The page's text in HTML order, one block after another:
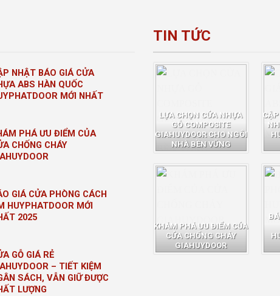
NHẬT BÁO GIÁ CỬA
ABS HÀN QUỐC
MỚI NHẤT
PHÁ ƯU ĐIỂM CỦA
CHỐNG CHÁY
GIÁ CỬA PHÒNG CÁCH
HUYPHATDOOR MỚI
2025
GỖ GIÁ RẺ
– TIẾT KIỆM
SÁCH, VẪN GIỮ ĐƯỢC
LƯỢNG
TIN TỨC
LỰA CHỌN CỬA NHỰA
GỖ COMPOSITE
GIAHUYDOOR CHO NGÔI
NHÀ BỀN VỮNG
KHÁM PHÁ ƯU ĐIỂM CỦA
CỬA CHỐNG CHÁY
GIAHUYDOOR